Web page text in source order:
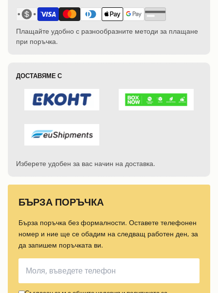
Плащайте удобно с разнообразните методи за плащане
при поръчка.
ДОСТАВЯМЕ С
Изберете удобен за вас начин на доставка.
БЪРЗА ПОРЪЧКА
Бърза поръчка без формалности. Оставете телефонен
номер и ние ще се обадим на следващ работен ден, за
да запишем поръчката ви.